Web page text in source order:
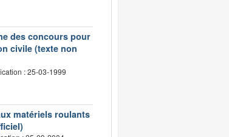
des concours pour
civile (texte non
: 25-03-1999
matériels roulants